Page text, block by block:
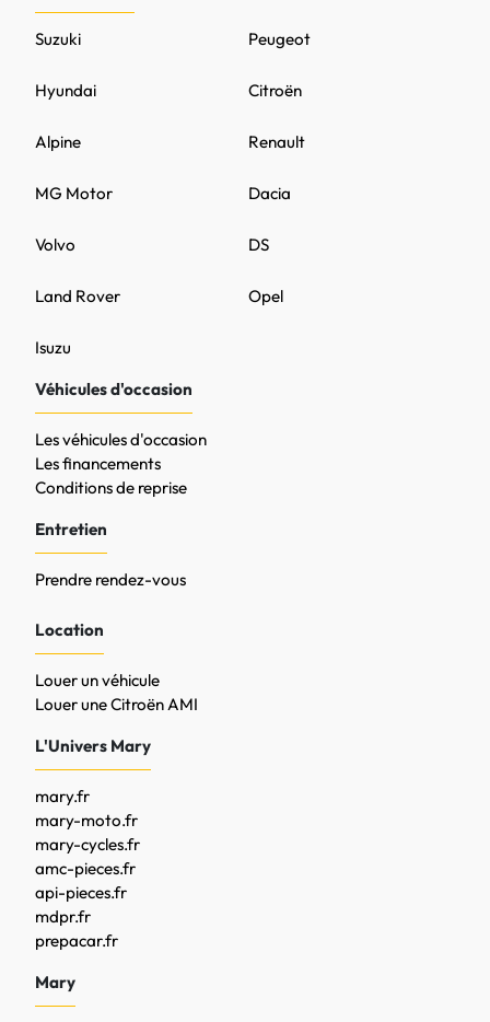
Peugeot
DS
MG Motor
Citroën
Opel
Volvo
Renault
Hyundai
Land Rover
Dacia
Alpine
Isuzu
Suzuki
Véhicules d'occasion
Les véhicules d'occasion
Les financements
Conditions de reprise
Entretien
Prendre rendez-vous
Location
Louer un véhicule
Louer une Citroën AMI
L'Univers Mary
mary.fr
mary-moto.fr
mary-cycles.fr
amc-pieces.fr
api-pieces.fr
mdpr.fr
prepacar.fr
Mary